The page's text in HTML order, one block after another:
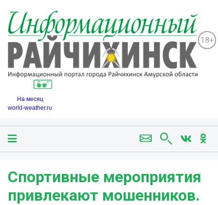
18+
На месяц
world-weather.ru
Спортивные мероприятия
привлекают мошенников.